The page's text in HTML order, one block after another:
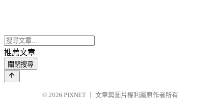
推薦文章
關閉搜尋
© 2026 PIXNET
文章與圖片權利屬原作者所有